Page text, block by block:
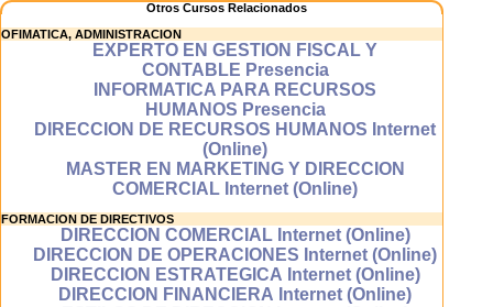
Aprenderás
desde cualquier
lugar
Puedes aprender
desde cualquier
ordenador que
disponga de un
acceso a internet:
desde tu casa o
trabajo, desde
bibliotecas,
cibertecas,
cibercafes etc..
Otros Cursos Relacionados
OFIMATICA, ADMINISTRACION
EXPERTO EN GESTION FISCAL Y
CONTABLE Presencia
INFORMATICA PARA RECURSOS
HUMANOS Presencia
DIRECCION DE RECURSOS HUMANOS Internet
(Online)
MASTER EN MARKETING Y DIRECCION
COMERCIAL Internet (Online)
FORMACION DE DIRECTIVOS
DIRECCION COMERCIAL Internet (Online)
DIRECCION DE OPERACIONES Internet (Online)
DIRECCION ESTRATEGICA Internet (Online)
DIRECCION FINANCIERA Internet (Online)